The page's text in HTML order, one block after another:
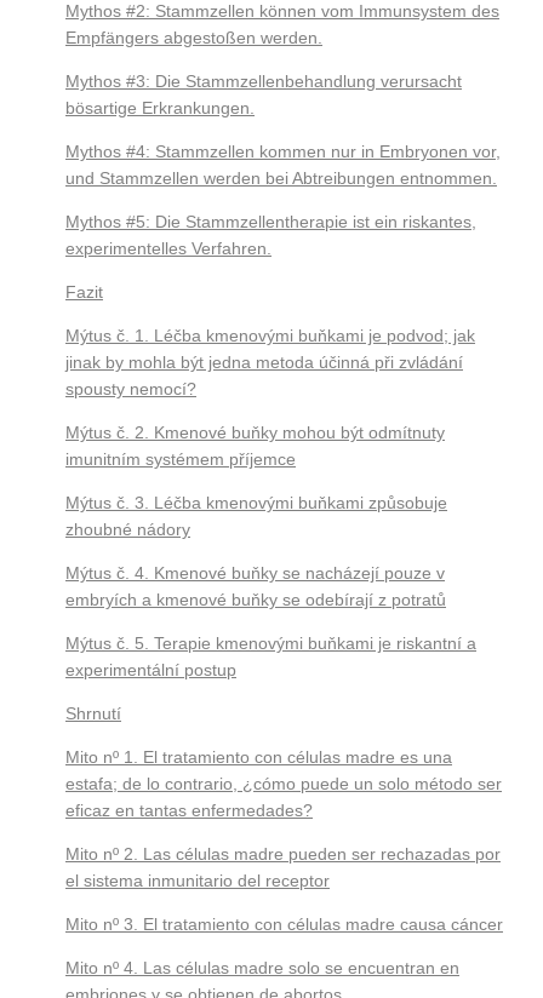
Mythos #2: Stammzellen können vom Immunsystem des
Empfängers abgestoßen werden.
Mythos #3: Die Stammzellenbehandlung verursacht
bösartige Erkrankungen.
Mythos #4: Stammzellen kommen nur in Embryonen vor,
und Stammzellen werden bei Abtreibungen entnommen.
Mythos #5: Die Stammzellentherapie ist ein riskantes,
experimentelles Verfahren.
Fazit
Mýtus č. 1. Léčba kmenovými buňkami je podvod; jak
jinak by mohla být jedna metoda účinná při zvládání
spousty nemocí?
Mýtus č. 2. Kmenové buňky mohou být odmítnuty
imunitním systémem příjemce
Mýtus č. 3. Léčba kmenovými buňkami způsobuje
zhoubné nádory
Mýtus č. 4. Kmenové buňky se nacházejí pouze v
embryích a kmenové buňky se odebírají z potratů
Mýtus č. 5. Terapie kmenovými buňkami je riskantní a
experimentální postup
Shrnutí
Mito nº 1. El tratamiento con células madre es una
estafa; de lo contrario, ¿cómo puede un solo método ser
eficaz en tantas enfermedades?
Mito nº 2. Las células madre pueden ser rechazadas por
el sistema inmunitario del receptor
Mito nº 3. El tratamiento con células madre causa cáncer
Mito nº 4. Las células madre solo se encuentran en